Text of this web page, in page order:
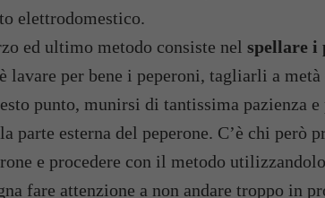
elettrodomestico.
ed ultimo metodo consiste nel spellare i
lavare per bene i peperoni, tagliarli a
punto, munirsi di tantissima pazienza
parte esterna del peperone. C’è chi però
e procedere con il metodo
fare attenzione a non andare troppo in